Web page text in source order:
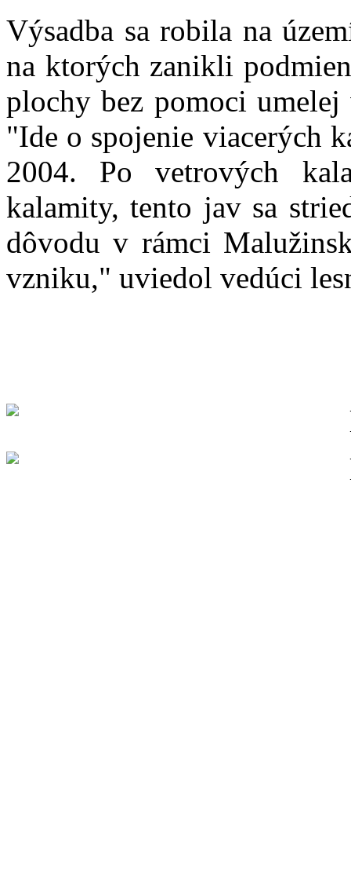
Výsadba sa robila na
na ktorých zanikli
plochy bez pomoci
"Ide o spojenie viacerých
2004. Po vetrových
kalamity, tento jav sa
dôvodu v rámci
vzniku," uviedol vedúci